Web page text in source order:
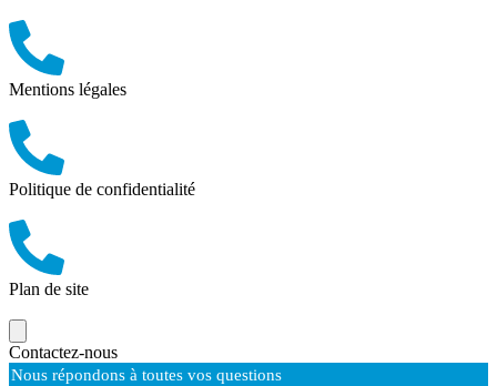
Mentions légales
Politique de confidentialité
Plan de site
Contactez-nous
Nous répondons à toutes vos questions